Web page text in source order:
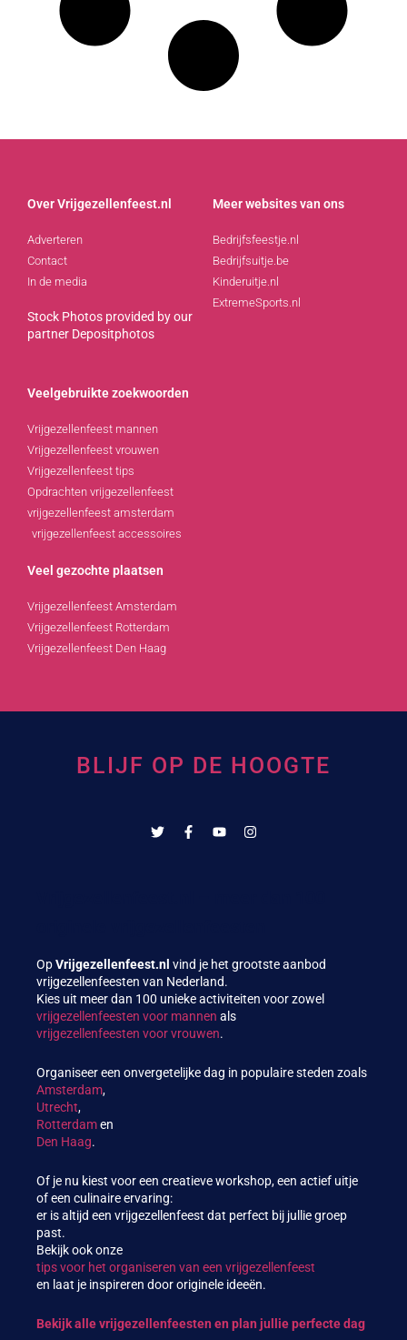
Over Vrijgezellenfeest.nl
Adverteren
Contact
In de media
Stock Photos provided by our
partner Depositphotos
Meer websites van ons
Bedrijfsfeestje.nl
Bedrijfsuitje.be
Kinderuitje.nl
ExtremeSports.nl
Veelgebruikte zoekwoorden
Vrijgezellenfeest mannen
Vrijgezellenfeest vrouwen
Vrijgezellenfeest tips
Opdrachten vrijgezellenfeest
vrijgezellenfeest amsterdam
vrijgezellenfeest accessoires
Veel gezochte plaatsen
Vrijgezellenfeest Amsterdam
Vrijgezellenfeest Rotterdam
Vrijgezellenfeest Den Haag
BLIJF OP DE HOOGTE
OpVrijgezellenfeest.nl vind je het grootste aanbod
vrijgezellenfeesten van Nederland.
Kies uit meer dan 100 unieke activiteiten voor zowel
vrijgezellenfeesten voor mannen als
vrijgezellenfeesten voor vrouwen.
Organiseer een onvergetelijke dag in populaire steden zoals
Amsterdam,
Utrecht,
Rotterdamen
Den Haag.
Of je nu kiest voor een creatieve workshop, een actief uitje
of een culinaire ervaring:
er is altijd een vrijgezellenfeest dat perfect bij jullie groep
past.
Bekijk ook onze
tips voor het organiseren van een vrijgezellenfeest
en laat je inspireren door originele ideeën.
Bekijk alle vrijgezellenfeesten en plan jullie perfecte dag